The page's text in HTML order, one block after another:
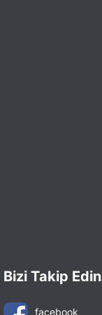
Bizi Takip Edin
facebook